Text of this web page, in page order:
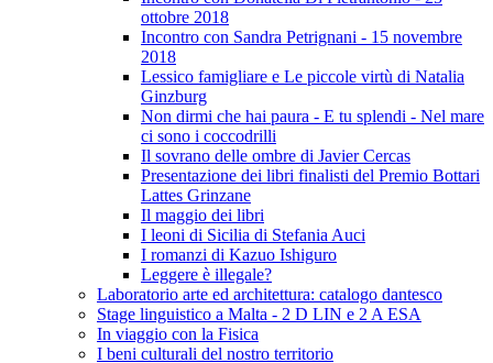
ottobre 2018
Incontro con Sandra Petrignani - 15 novembre
2018
Lessico famigliare e Le piccole virtù di Natalia
Ginzburg
Non dirmi che hai paura - E tu splendi - Nel mare
ci sono i coccodrilli
Il sovrano delle ombre di Javier Cercas
Presentazione dei libri finalisti del Premio Bottari
Lattes Grinzane
Il maggio dei libri
I leoni di Sicilia di Stefania Auci
I romanzi di Kazuo Ishiguro
Leggere è illegale?
Laboratorio arte ed architettura: catalogo dantesco
Stage linguistico a Malta - 2 D LIN e 2 A ESA
In viaggio con la Fisica
I beni culturali del nostro territorio